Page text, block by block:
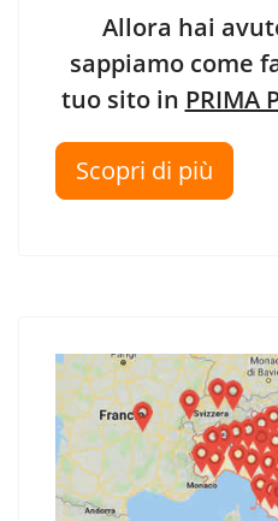
Allora hai
sappiamo come
tuo sito in PRIMA
Scopri di più